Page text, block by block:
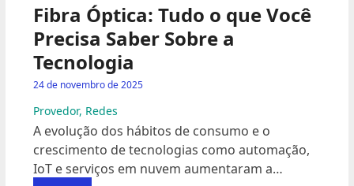
Fibra Óptica: Tudo o que Você
Precisa Saber Sobre a
Tecnologia
24 de novembro de 2025
Provedor, Redes
A evolução dos hábitos de consumo e o
crescimento de tecnologias como automação,
IoT e serviços em nuvem aumentaram a…